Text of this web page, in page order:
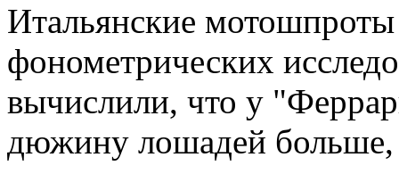
Итальянские
фонометрических
вычислили, что у
дюжину лошадей больше,